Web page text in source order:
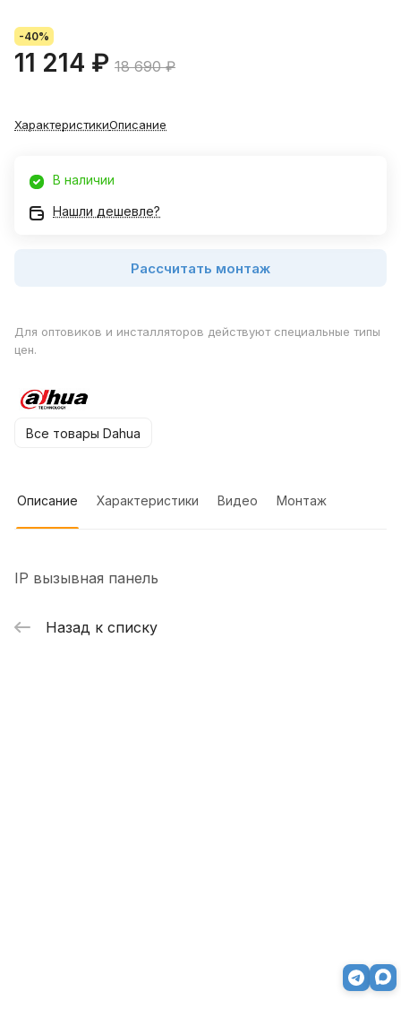
-40%
11 214 ₽ 18 690 ₽
ХарактеристикиОписание
В наличии
Нашли дешевле?
Рассчитать монтаж
Для оптовиков и инсталляторов действуют специальные типы
цен.
Все товары Dahua
Описание Характеристики Видео Монтаж
IP вызывная панель
Назад к списку